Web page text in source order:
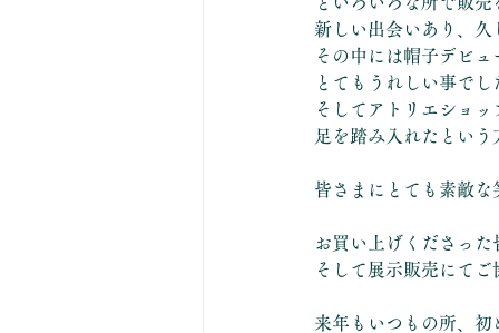
新しい出会いあり、
その中には帽子デビ
とてもうれしい事でし
そしてアトリエショ
足を踏み入れたとい
皆さまにとても素敵
お買い上げくださっ
そして展示販売にて
来年もいつもの所、